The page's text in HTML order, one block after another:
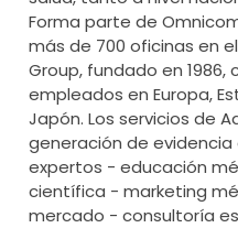
Forma parte de
más de 700 oficinas en
Group, fundado en 1986,
empleados en Europa,
Japón. Los servicios de
generación de
expertos - educación
científica - marketing
mercado - consultoría